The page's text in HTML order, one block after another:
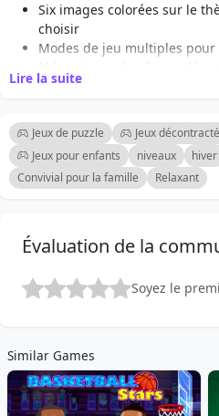
Six images colorées sur le
choisir
Modes de jeu multiples pour
Mécanismes de glisser-
Amusant et engageant pour
en perception spatiale
Parfait pour des sessions de
passionnés de puzzles
Graphismes vifs et joyeux
Jeu en ligne accessible sans
Lire la suite
Jeux de puzzle Jeux
Jeux pour enfants
niveaux hiver
Convivial pour la famille
Relaxant
Évaluation de la
Soyez le
Similar Games